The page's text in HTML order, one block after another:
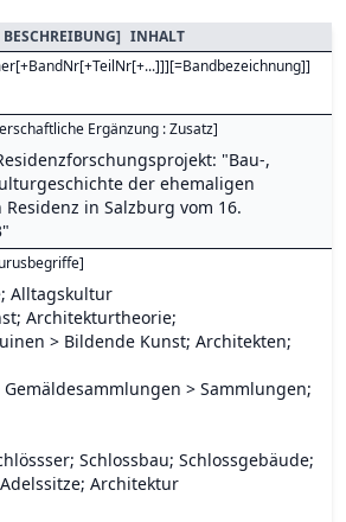
] INHALT
]
Ergänzung : Zusatz]
"Bau-,
der ehemaligen
in Salzburg vom 16.
]
Alltagskultur
Architekturtheorie;
> Bildende Kunst; Architekten;
> Sammlungen;
Schlossbau; Schlossgebäude;
Architektur